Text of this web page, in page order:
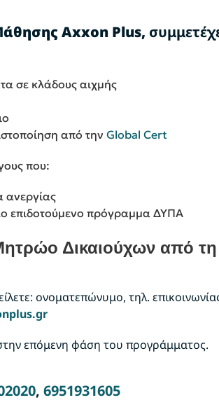
Axxon Plus,
σε κλάδους αιχμής
από την Global Cert
που:
ανεργίας
επιδοτούμενο πρόγραμμα ΔΥΠΑ
Δικαιούχων από
ονοματεπώνυμο, τηλ.
επόμενη φάση του προγράμματος.
, 6951931605